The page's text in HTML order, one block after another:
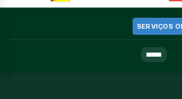
SERVIÇOS